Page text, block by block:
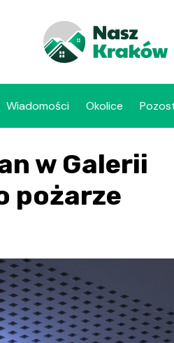
Wiadomości Okolice
w Galerii
pożarze